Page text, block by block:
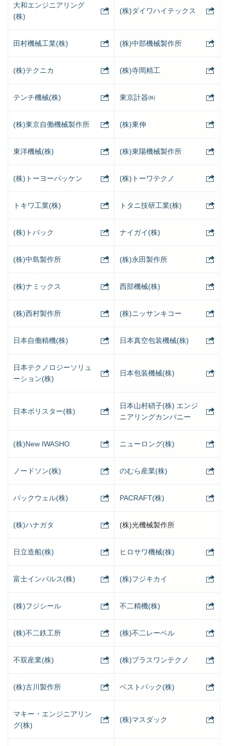
大和エンジニアリング
(株)
(株)ダイワハイテックス
田村機械工業(株) (株)中部機械製作所
(株)テクニカ (株)寺岡精工
テンチ機械(株) 東京計器㈱
(株)東京自働機械製作所 (株)東伸
東洋機械(株) (株)東陽機械製作所
(株)トーヨーパッケン (株)トーワテクノ
トキワ工業(株) トタニ技研工業(株)
(株)トパック ナイガイ(株)
(株)中島製作所 (株)永田製作所
(株)ナミックス 西部機械(株)
(株)西村製作所 (株)ニッサンキコー
日本自働精機(株) 日本真空包装機械(株)
日本テクノロジーソリュ
ーション(株)
日本包装機械(株)
日本ポリスター(株)
日本山村硝子(株) エンジ
ニアリングカンパニー
(株)New IWASHO ニューロング(株)
ノードソン(株) のむら産業(株)
パックウェル(株) PACRAFT(株)
(株)ハナガタ (株)光機械製作所
日立造船(株) ヒロサワ機械(株)
富士インパルス(株) (株)フジキカイ
(株)フジシール 不二精機(株)
(株)不二鉄工所 (株)不二レーベル
不双産業(株) (株)プラスワンテクノ
(株)古川製作所 ベストパック(株)
マキー・エンジニアリン
グ(株)
(株)マスダック